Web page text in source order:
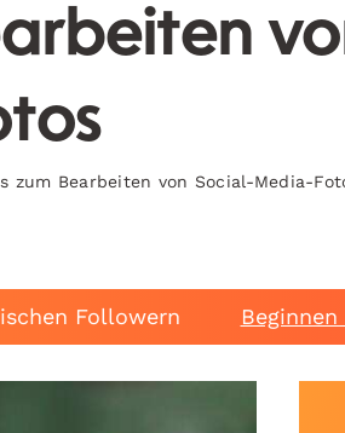
zum Bearbeiten von Social-Media-
Followern Beginnen